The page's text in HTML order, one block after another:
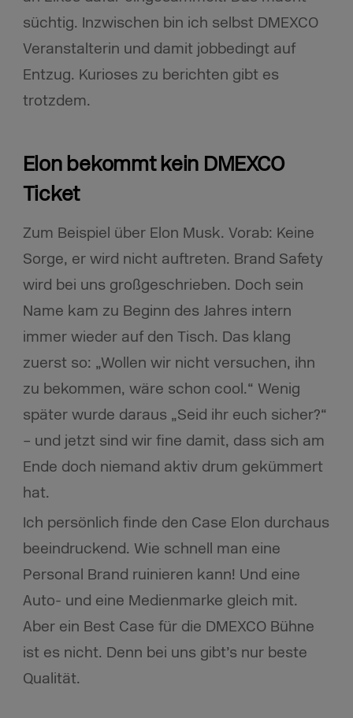
süchtig. Inzwischen bin ich selbst DMEXCO
Veranstalterin und damit jobbedingt auf
Entzug. Kurioses zu berichten gibt es
trotzdem.
Elon bekommt kein DMEXCO
Ticket
Zum Beispiel über Elon Musk. Vorab: Keine
Sorge, er wird nicht auftreten. Brand Safety
wird bei uns großgeschrieben. Doch sein
Name kam zu Beginn des Jahres intern
immer wieder auf den Tisch. Das klang
zuerst so: „Wollen wir nicht versuchen, ihn
zu bekommen, wäre schon cool.“ Wenig
später wurde daraus „Seid ihr euch sicher?“
– und jetzt sind wir fine damit, dass sich am
Ende doch niemand aktiv drum gekümmert
hat.
Ich persönlich finde den Case Elon durchaus
beeindruckend. Wie schnell man eine
Personal Brand ruinieren kann! Und eine
Auto- und eine Medienmarke gleich mit.
Aber ein Best Case für die DMEXCO Bühne
ist es nicht. Denn bei uns gibt’s nur beste
Qualität.